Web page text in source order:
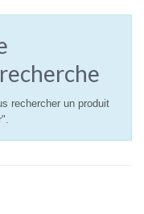
rechercher un produit